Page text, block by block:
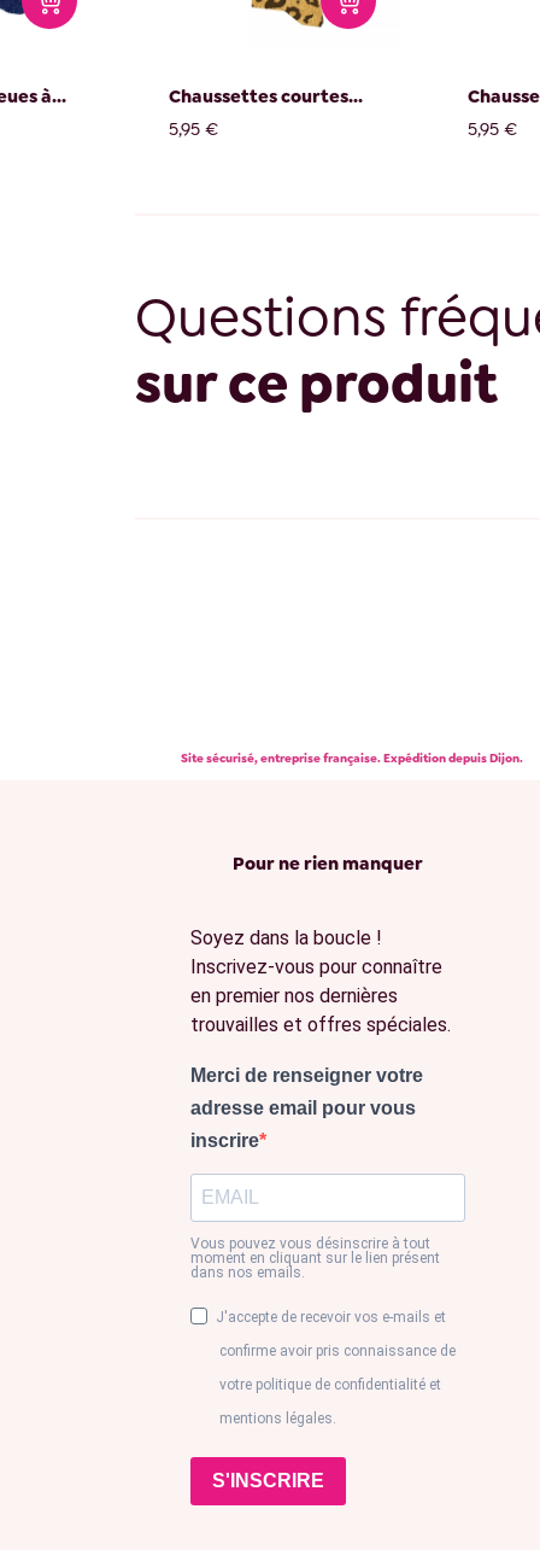
à...
Chaussettes courtes...
5,95 €
5,95 €
Questions
sur ce produit
Site sécurisé, entreprise française. Expédition depuis Dijon.
Pour ne rien manquer
Soyez dans la boucle !
Inscrivez-vous pour connaître
en premier nos dernières
trouvailles et offres spéciales.
Merci de renseigner votre
adresse email pour vous
inscrire
Vous pouvez vous désinscrire à tout
moment en cliquant sur le lien présent
dans nos emails.
J'accepte de recevoir vos e-mails et
confirme avoir pris connaissance de
votre politique de confidentialité et
mentions légales.
S'INSCRIRE